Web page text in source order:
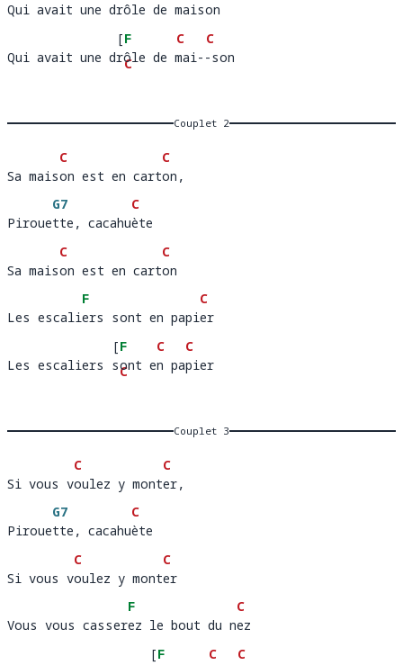
Qui avait une drôle de maiso
Qui avait une drôle de maison
Qui avait une d
[F
ôle d
C
-s
C
on
C
Qui avait une drôle de mai--son
Couplet 2
Sa mais
C
on est en cart
C
o
Sa maison est en carton,
Piroue
G7
tte, cacahu
C
è
Pirouette, cacahuète
Sa mais
C
on est en cart
C
o
Sa maison est en carton
Les escali
F
ers sont en papi
C
e
Les escaliers sont en papier
Les escaliers
[F
ont
C
i
C
er
C
Les escaliers sont en papier
Couplet 3
Si vous v
C
oulez y mont
C
e
Si vous voulez y monter,
Piroue
G7
tte, cacahu
C
è
Pirouette, cacahuète
Si vous v
C
oulez y mont
C
e
Si vous voulez y monter
Vous vous casser
F
ez le bout du n
C
e
Vous vous casserez le bout du nez
[F C
C